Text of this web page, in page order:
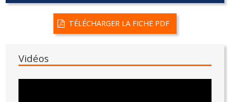
TÉLÉCHARGER LA FICHE PDF
Vidéos